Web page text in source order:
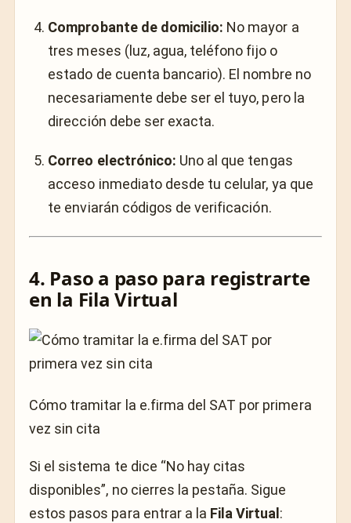
Comprobante de domicilio: No mayor a
tres meses (luz, agua, teléfono fijo o
estado de cuenta bancario). El nombre no
necesariamente debe ser el tuyo, pero la
dirección debe ser exacta.
Correo electrónico: Uno al que tengas
acceso inmediato desde tu celular, ya que
te enviarán códigos de verificación.
4. Paso a paso para registrarte
en la Fila Virtual
Cómo tramitar la e.firma del SAT por primera
vez sin cita
Si el sistema te dice “No hay citas
disponibles”, no cierres la pestaña. Sigue
estos pasos para entrar a la Fila Virtual :